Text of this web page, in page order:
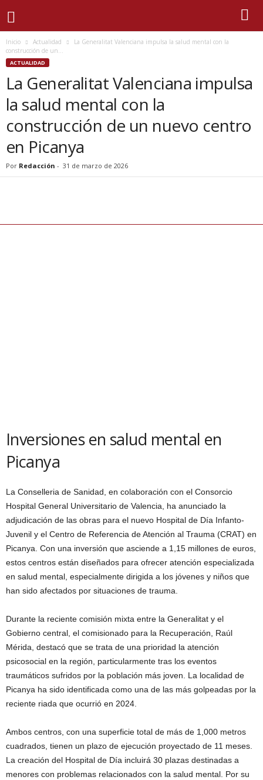
Inicio Actualidad
La Generalitat Valenciana impulsa la salud mental con la
construcción de un...
ACTUALIDAD
La Generalitat Valenciana impulsa
la salud mental con la
construcción de un nuevo centro
en Picanya
Por Redacción - 31 de marzo de 2026
Inversiones en salud mental en
Picanya
La Conselleria de Sanidad, en colaboración con el Consorcio
Hospital General Universitario de Valencia, ha anunciado la
adjudicación de las obras para el nuevo Hospital de Día Infanto-
Juvenil y el Centro de Referencia de Atención al Trauma (CRAT) en
Picanya. Con una inversión que asciende a 1,15 millones de euros,
estos centros están diseñados para ofrecer atención especializada
en salud mental, especialmente dirigida a los jóvenes y niños que
han sido afectados por situaciones de trauma.
Durante la reciente comisión mixta entre la Generalitat y el
Gobierno central, el comisionado para la Recuperación, Raúl
Mérida, destacó que se trata de una prioridad la atención
psicosocial en la región, particularmente tras los eventos
traumáticos sufridos por la población más joven. La localidad de
Picanya ha sido identificada como una de las más golpeadas por la
reciente riada que ocurrió en 2024.
Ambos centros, con una superficie total de más de 1,000 metros
cuadrados, tienen un plazo de ejecución proyectado de 11 meses.
La creación del Hospital de Día incluirá 30 plazas destinadas a
menores con problemas relacionados con la salud mental. Por su